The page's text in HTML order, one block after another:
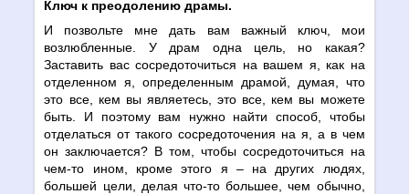
Ключ к преодолению драмы.
И позвольте мне дать вам важный ключ, мои
возлюбленные. У драм одна цель, но какая?
Заставить вас сосредоточиться на вашем я, как на
отделенном я, определенным драмой, думая, что
это все, кем вы являетесь, это все, кем вы можете
быть. И поэтому вам нужно найти способ, чтобы
отделаться от такого сосредоточения на я, а в чем
он заключается? В том, чтобы сосредоточиться на
чем-то ином, кроме этого я – на других людях,
большей цели, делая что-то большее, чем обычно,